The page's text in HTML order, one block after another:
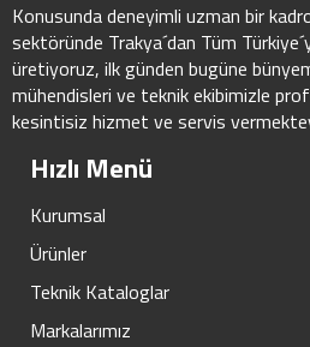
Konusunda deneyimli uzman bir
sektöründe Trakya´dan Tüm
üretiyoruz, ilk günden bugüne
mühendisleri ve teknik ekibimizle
kesintisiz hizmet ve servis
Hızlı Menü
Kurumsal
Ürünler
Teknik Kataloglar
Markalarımız